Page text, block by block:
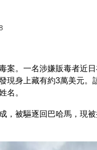
案。一名涉嫌販毒者近
現身上藏有約3萬美元。
名。
，被驅逐回巴哈馬，現